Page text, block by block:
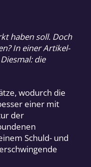
haben soll. Doch
In einer Artikel-
die
wodurch die
einer mit
der
Schuld- und